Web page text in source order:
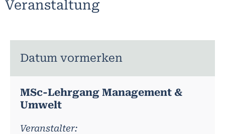
Veranstaltung
Datum vormerken
MSc-Lehrgang Management &
Umwelt
Veranstalter: